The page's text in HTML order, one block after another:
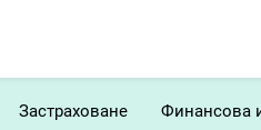
Застраховане Финансова